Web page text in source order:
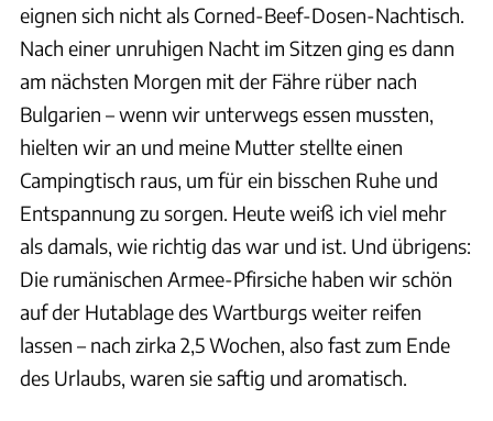
eignen sich nicht als Corned-Beef-Dosen-Nachtisch.
Nach einer unruhigen Nacht im Sitzen ging es dann
am nächsten Morgen mit der Fähre rüber nach
Bulgarien – wenn wir unterwegs essen mussten,
hielten wir an und meine Mutter stellte einen
Campingtisch raus, um für ein bisschen Ruhe und
Entspannung zu sorgen. Heute weiß ich viel mehr
als damals, wie richtig das war und ist. Und übrigens:
Die rumänischen Armee-Pfirsiche haben wir schön
auf der Hutablage des Wartburgs weiter reifen
lassen – nach zirka 2,5 Wochen, also fast zum Ende
des Urlaubs, waren sie saftig und aromatisch.